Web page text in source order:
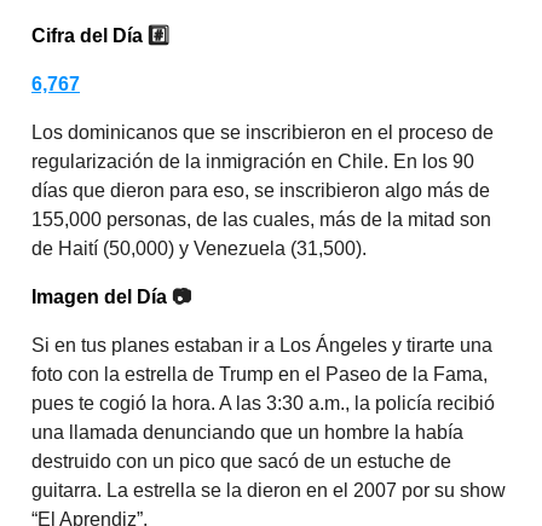
Cifra del Día #️⃣
6,767
Los dominicanos que se inscribieron en el proceso de
regularización de la inmigración en Chile. En los 90
días que dieron para eso, se inscribieron algo más de
155,000 personas, de las cuales, más de la mitad son
de Haití (50,000) y Venezuela (31,500).
Imagen del Día 📷
Si en tus planes estaban ir a Los Ángeles y tirarte una
foto con la estrella de Trump en el Paseo de la Fama,
pues te cogió la hora. A las 3:30 a.m., la policía recibió
una llamada denunciando que un hombre la había
destruido con un pico que sacó de un estuche de
guitarra. La estrella se la dieron en el 2007 por su show
“El Aprendiz”.